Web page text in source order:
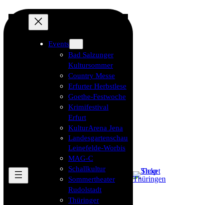
Events
Bad Salzunger
Kultursommer
Country Messe
Erfurter Herbstlese
Goethe-Festwoche
Krimifestival
Erfurt
KulturArena Jena
Landesgartenschau
Leinefelde-Worbis
MAG-C
Schallkultur
Sommertheater
Rudolstadt
Thüringer